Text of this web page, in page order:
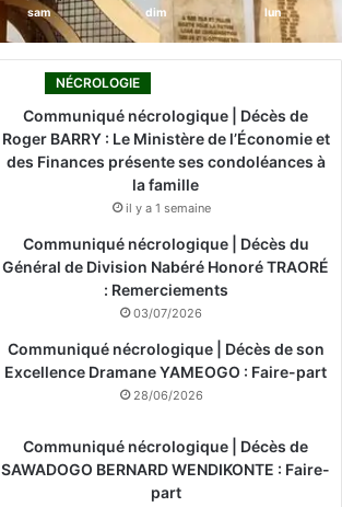
sam dim lun
NÉCROLOGIE
Communiqué nécrologique | Décès de
Roger BARRY : Le Ministère de l’Économie et
des Finances présente ses condoléances à
la famille
il y a 1 semaine
Communiqué nécrologique | Décès du
Général de Division Nabéré Honoré TRAORÉ
: Remerciements
03/07/2026
Communiqué nécrologique | Décès de son
Excellence Dramane YAMEOGO : Faire-part
28/06/2026
Communiqué nécrologique | Décès de
SAWADOGO BERNARD WENDIKONTE : Faire-
part